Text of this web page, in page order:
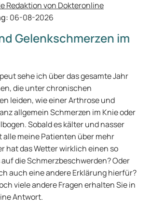
Redaktion von Dokteronline
06-08-2026
Gelenkschmerzen im
sehe ich über das gesamte Jahr
die unter chronischen
leiden, wie einer Arthrose und
allgemein Schmerzen im Knie oder
Sobald es kälter und nasser
alle meine Patienten über mehr
hat das Wetter wirklich einen so
die Schmerzbeschwerden? Oder
auch eine andere Erklärung hierfür?
viele andere Fragen erhalten Sie in
Antwort.